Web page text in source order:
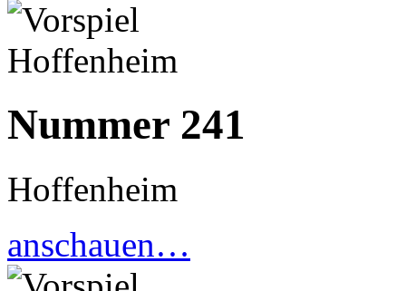
Nummer 241
Hoffenheim
anschauen…